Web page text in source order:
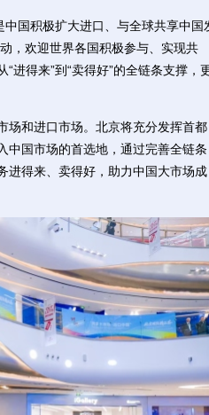
国积极扩大进口、与全球共享中国
，欢迎世界各国积极参与、实现共
进得来”到“卖得好”的全链条支撑，
和进口市场。北京将充分发挥首都
中国市场的首选地，通过完善全链条
进得来、卖得好，助力中国大市场成